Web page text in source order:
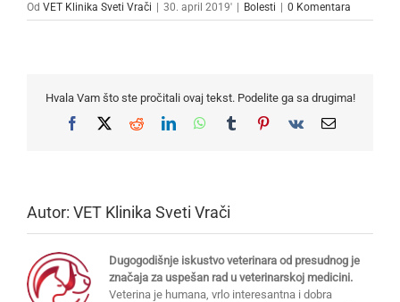
Od VET Klinika Sveti Vrači | 30. april 2019' | Bolesti | 0 Komentara
Hvala Vam što ste pročitali ovaj tekst. Podelite ga sa drugima!
Facebook
X RedditLinkedInWhatsApp
TumblrPinterest
Vk Email
Autor: VET Klinika Sveti Vrači
Dugogodišnje iskustvo veterinara od presudnog je
značaja za uspešan rad u veterinarskoj medicini.
Veterina je humana, vrlo interesantna i dobra